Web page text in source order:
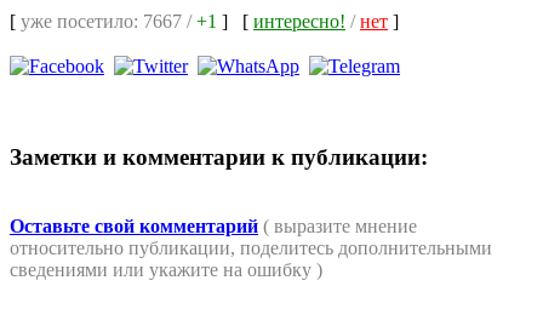
[ уже посетило: 7667 /+1 ] [ интересно! /нет ]
Заметки и комментарии к публикации:
Оставьте свой комментарий ( выразите мнение
относительно публикации, поделитесь дополнительными
сведениями или укажите на ошибку )